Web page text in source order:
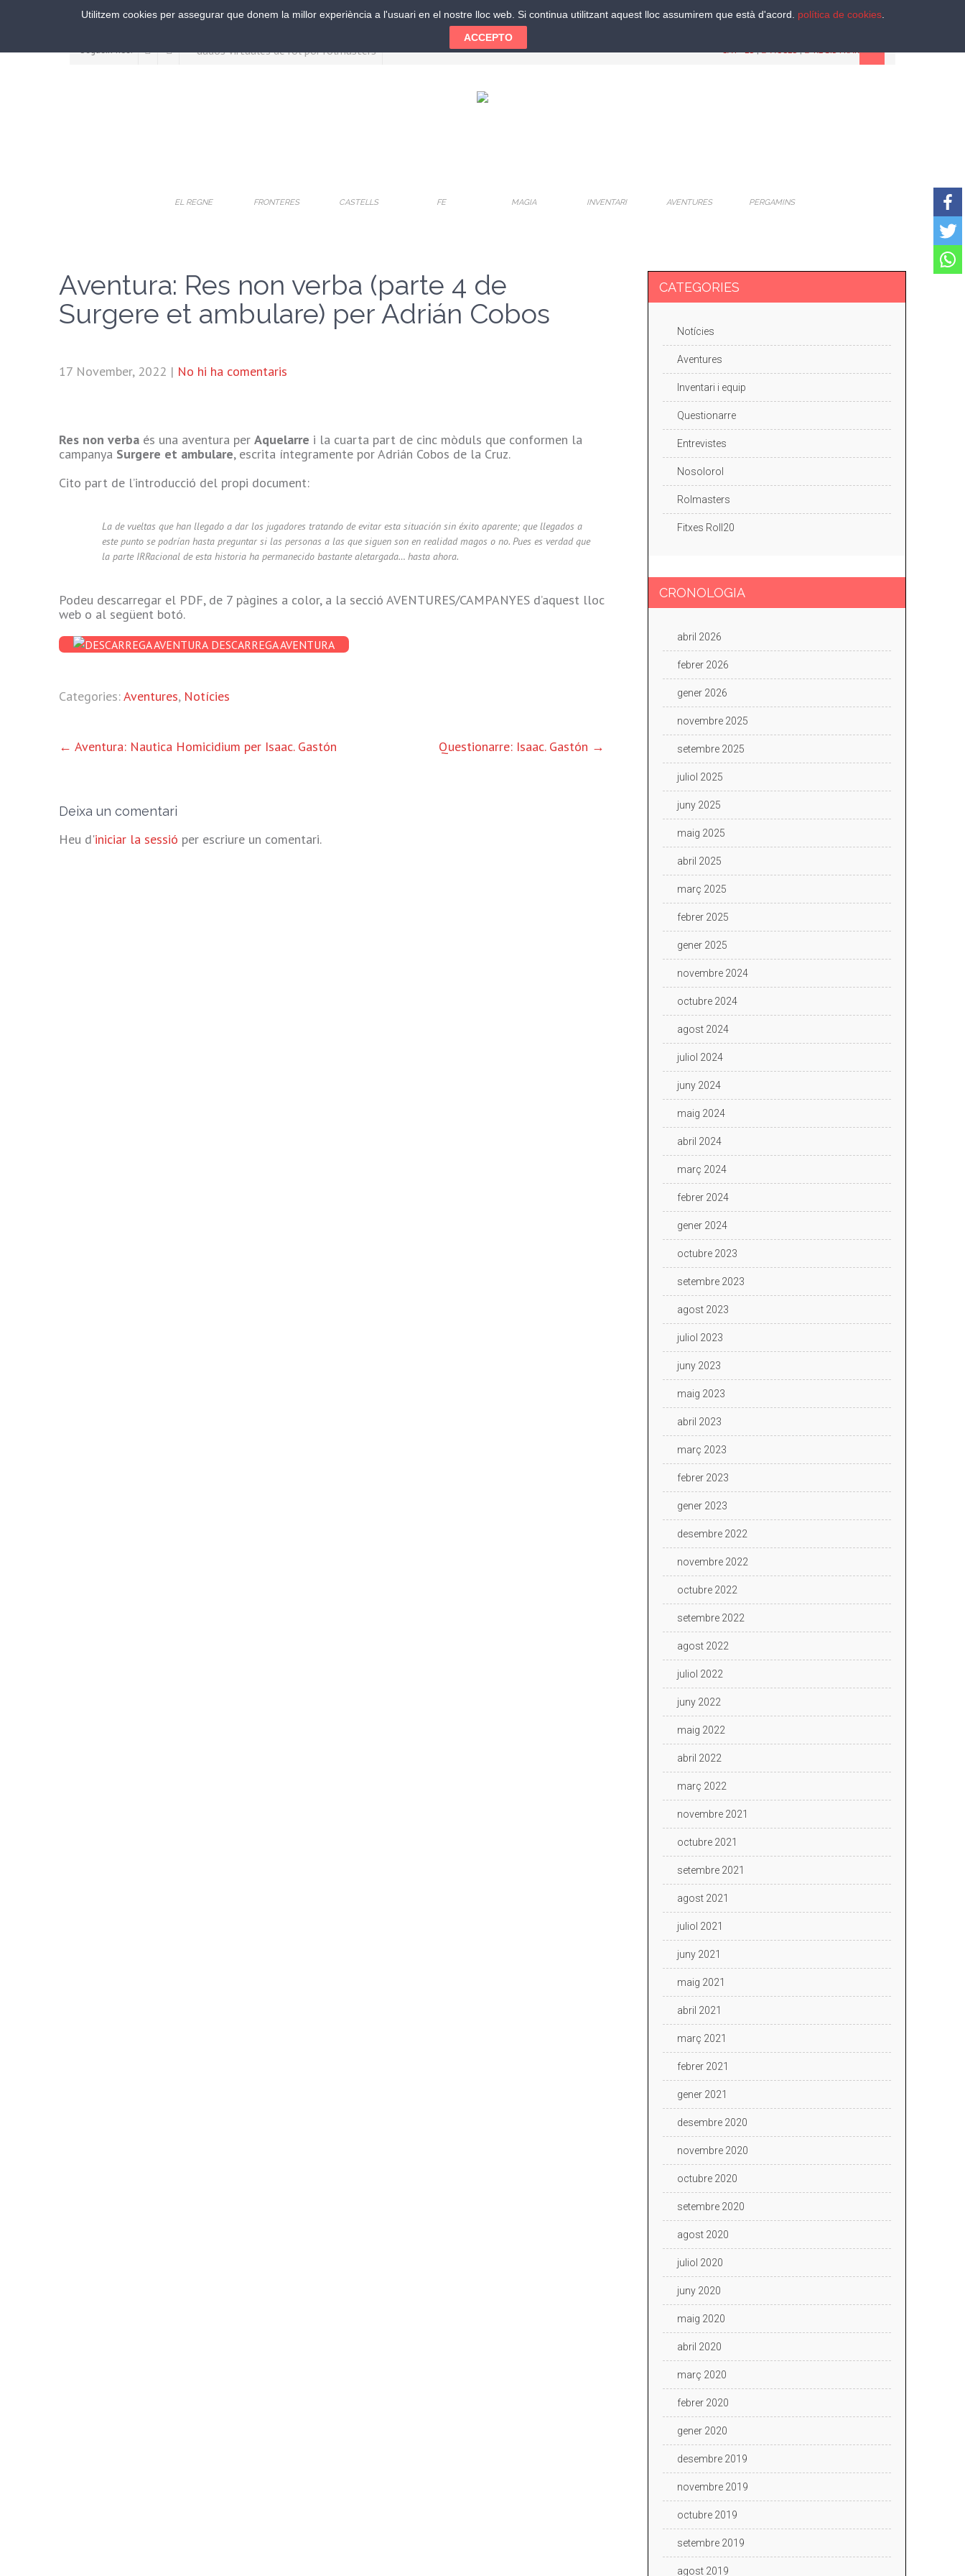
Segueix-nos: CAT-ES| ACCES| REGISTRAR
EL REGNE FRONTERES CASTELLS FE MAGIA INVENTARI AVENTURES PERGAMINS
Aventura: Res non verba (parte 4 de
Surgere et ambulare) per Adrián Cobos
17 November, 2022 | No hi ha comentaris
Res non verba és una aventura per Aquelarre i la cuarta part de cinc mòduls que conformen la
campanya Surgere et ambulare, escrita íntegramente por Adrián Cobos de la Cruz.
Cito part de l’introducció del propi document:
La de vueltas que han llegado a dar los jugadores tratando de evitar esta situación sin éxito aparente; que llegados a
este punto se podrían hasta preguntar si las personas a las que siguen son en realidad magos o no. Pues es verdad que
la parte IRRacional de esta historia ha permanecido bastante aletargada… hasta ahora.
Podeu descarregar el PDF, de 7 pàgines a color, a la secció AVENTURES/CAMPANYES d’aquest lloc
web o al següent botó.
DESCARREGA AVENTURA
Categories:Aventures, Notícies
ALTRES
← Aventura: Nautica Homicidium per Isaac. Gastón Questionarre: Isaac. Gastón →
Deixa un comentari
Heu d'iniciar la sessió per escriure un comentari.
CATEGORIES
Notícies
Aventures
Inventari i equip
Questionarre
Entrevistes
Nosolorol
Rolmasters
Fitxes Roll20
CRONOLOGIA
abril 2026
febrer 2026
gener 2026
novembre 2025
setembre 2025
juliol 2025
juny 2025
maig 2025
abril 2025
març 2025
febrer 2025
gener 2025
novembre 2024
octubre 2024
agost 2024
juliol 2024
juny 2024
maig 2024
abril 2024
març 2024
febrer 2024
gener 2024
octubre 2023
setembre 2023
agost 2023
juliol 2023
juny 2023
maig 2023
abril 2023
març 2023
febrer 2023
gener 2023
desembre 2022
novembre 2022
octubre 2022
setembre 2022
agost 2022
juliol 2022
juny 2022
maig 2022
abril 2022
març 2022
novembre 2021
octubre 2021
setembre 2021
agost 2021
juliol 2021
juny 2021
maig 2021
abril 2021
març 2021
febrer 2021
gener 2021
desembre 2020
novembre 2020
octubre 2020
setembre 2020
agost 2020
juliol 2020
juny 2020
maig 2020
abril 2020
març 2020
febrer 2020
gener 2020
desembre 2019
novembre 2019
octubre 2019
setembre 2019
agost 2019
Utilitzem cookies per assegurar que donem la millor experiència a l'usuari en el nostre lloc web. Si continua utilitzant aquest lloc assumirem que està d'acord. política de cookies.
ACCEPTO